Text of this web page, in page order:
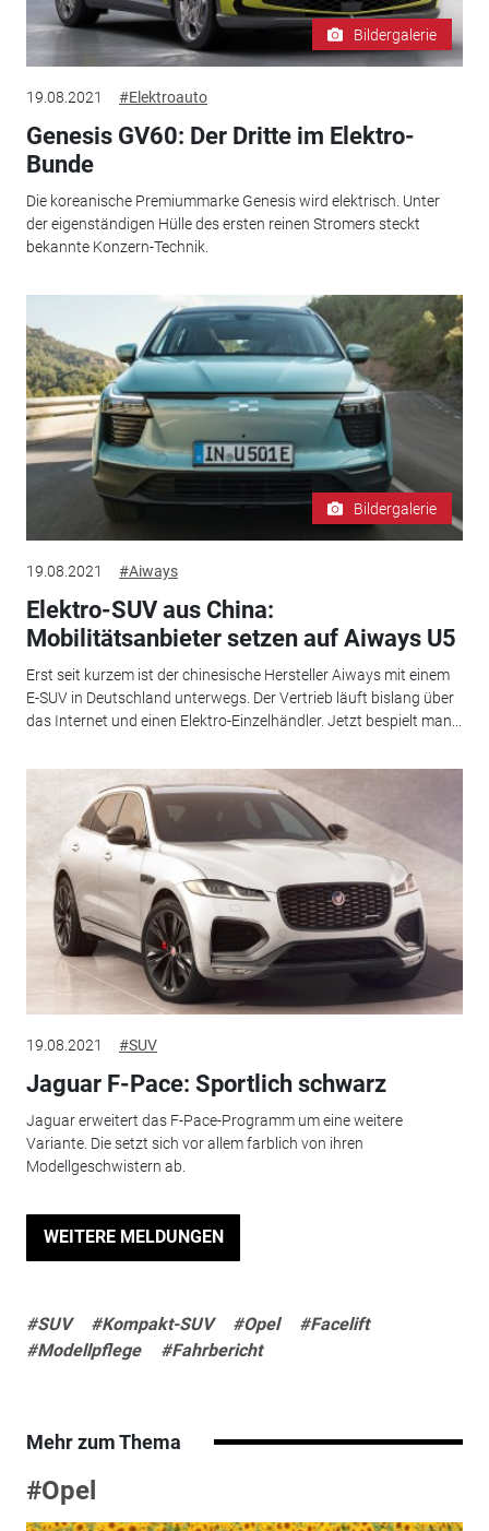
Bildergalerie
19.08.2021 #Elektroauto
Genesis GV60: Der Dritte im Elektro-
Bunde
Die koreanische Premiummarke Genesis wird elektrisch. Unter
der eigenständigen Hülle des ersten reinen Stromers steckt
bekannte Konzern-Technik.
Bildergalerie
19.08.2021 #Aiways
Elektro-SUV aus China:
Mobilitätsanbieter setzen auf Aiways U5
Erst seit kurzem ist der chinesische Hersteller Aiways mit einem
E-SUV in Deutschland unterwegs. Der Vertrieb läuft bislang über
das Internet und einen Elektro-Einzelhändler. Jetzt bespielt man...
19.08.2021 #SUV
Jaguar F-Pace: Sportlich schwarz
Jaguar erweitert das F-Pace-Programm um eine weitere
Variante. Die setzt sich vor allem farblich von ihren
Modellgeschwistern ab.
WEITERE MELDUNGEN
#SUV #Kompakt-SUV #Opel
#Facelift
#Modellpflege
#Fahrbericht
Mehr zum Thema
#Opel